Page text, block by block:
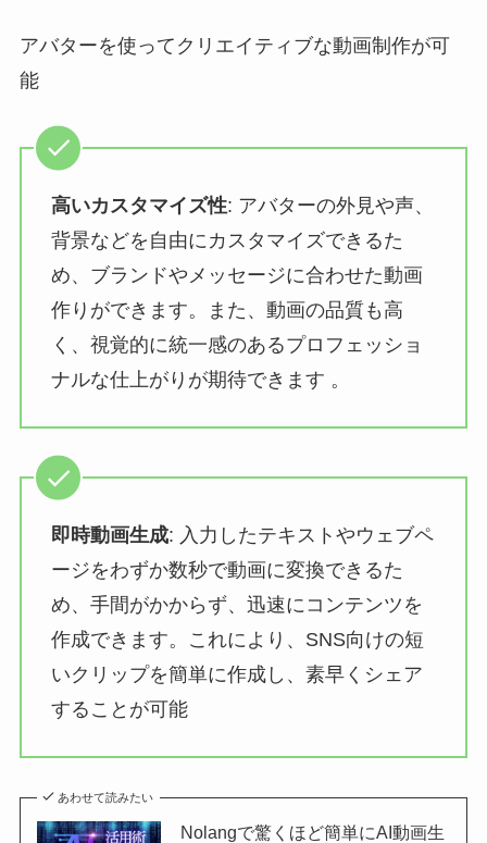
アバターを使ってクリエイティブな動画制作が可
能
高いカスタマイズ性: アバターの外見や声、
背景などを自由にカスタマイズできるた
め、ブランドやメッセージに合わせた動画
作りができます。また、動画の品質も高
く、視覚的に統一感のあるプロフェッショ
ナルな仕上がりが期待できます​ 。
即時動画生成: 入力したテキストやウェブペ
ージをわずか数秒で動画に変換できるた
め、手間がかからず、迅速にコンテンツを
作成できます。これにより、SNS向けの短
いクリップを簡単に作成し、素早くシェア
することが可能
あわせて読みたい
Nolangで驚くほど簡単にAI動画生